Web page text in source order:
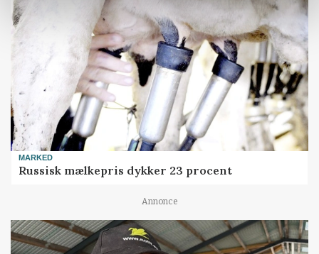
MARKED
Russisk mælkepris dykker 23 procent
Annonce